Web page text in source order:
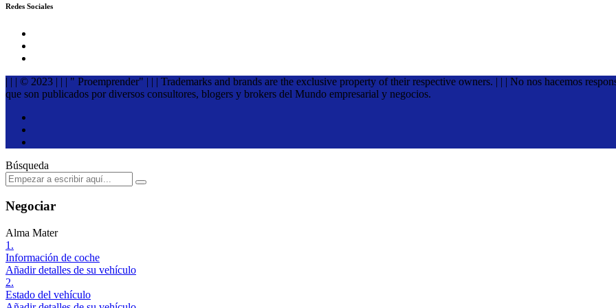
Redes Sociales
| | | © 2023 | | | " Proemprender" | | | Trademarks and brands are the exclusive property of their respective owners. | | | No nos hacemos
que son publicados por diversos consultores, blogers y brokers del Mundo empresarial y negocios.
Búsqueda
Negociar
Alma Mater
1.
Información de coche
Añadir detalles de su vehículo
2.
Estado del vehículo